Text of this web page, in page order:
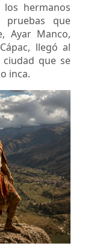
hermanos
pruebas que
Ayar Manco,
llegó al
que se
inca.